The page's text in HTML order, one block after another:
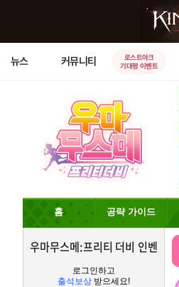
뉴스 커뮤니티
로스트아크
기대평 이벤트
홈 공략 가이드
우마무스메:프리티 더비 인벤
로그인하고
출석보상 받으세요!